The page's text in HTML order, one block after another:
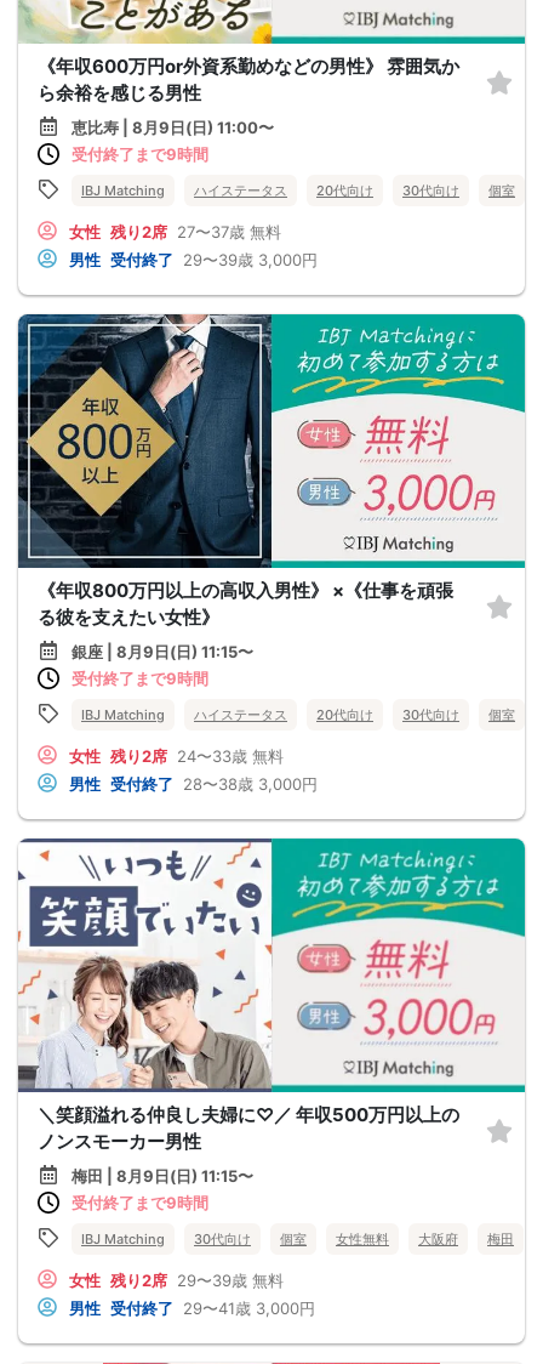
《年収600万円or外資系勤めなどの男性》 雰囲気か
ら余裕を感じる男性
恵比寿 | 8月9日(日) 11:00〜
受付終了まで9時間
IBJ Matching ハイステータス 20代向け 30代向け 個室
女性 残り2席 27〜37歳 無料
男性 受付終了 29〜39歳 3,000円
《年収800万円以上の高収入男性》 ×《仕事を頑張
る彼を支えたい女性》
銀座 | 8月9日(日) 11:15〜
受付終了まで9時間
IBJ Matching ハイステータス 20代向け 30代向け 個室
女性 残り2席 24〜33歳 無料
男性 受付終了 28〜38歳 3,000円
＼笑顔溢れる仲良し夫婦に♡／ 年収500万円以上の
ノンスモーカー男性
梅田 | 8月9日(日) 11:15〜
受付終了まで9時間
IBJ Matching 30代向け 個室 女性無料 大阪府 梅田
女性 残り2席 29〜39歳 無料
男性 受付終了 29〜41歳 3,000円